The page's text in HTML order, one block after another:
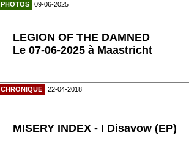
PHOTOS 09-06-2025
LEGION OF THE DAMNED
Le 07-06-2025 à Maastricht
CHRONIQUE 22-04-2018
MISERY INDEX - I Disavow (EP)